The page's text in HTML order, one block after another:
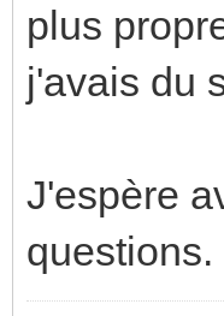
plus
j'avais du
J'espère
questions.